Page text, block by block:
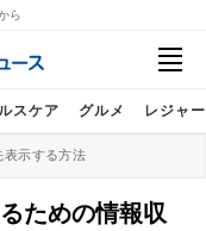
ら
スケア グルメ レジャー
示する方法
ための情報収